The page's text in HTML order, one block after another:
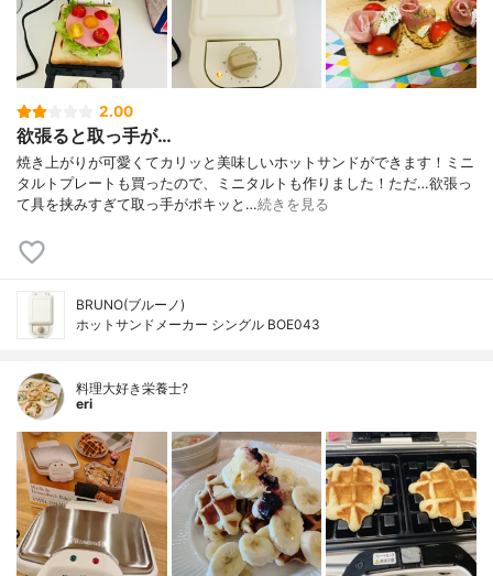
2.00
欲張ると取っ手が…
焼き上がりが可愛くてカリッと美味しいホットサンドができます！ミニ
タルトプレートも買ったので、ミニタルトも作りました！ただ…欲張っ
て具を挟みすぎて取っ手がポキッと…続きを見る
BRUNO(ブルーノ)
ホットサンドメーカー シングル BOE043
料理大好き栄養士?
eri